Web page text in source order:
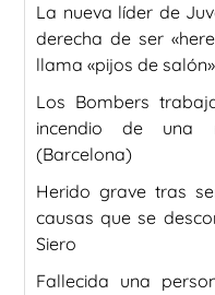
La nueva líder de
derecha de ser
llama «pijos de salón»
Los Bombers
incendio de una
(Barcelona)
Herido grave tras
causas que se
Siero
Fallecida una